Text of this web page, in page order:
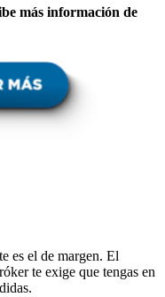
más información de
es el de margen. El
te exige que tengas en